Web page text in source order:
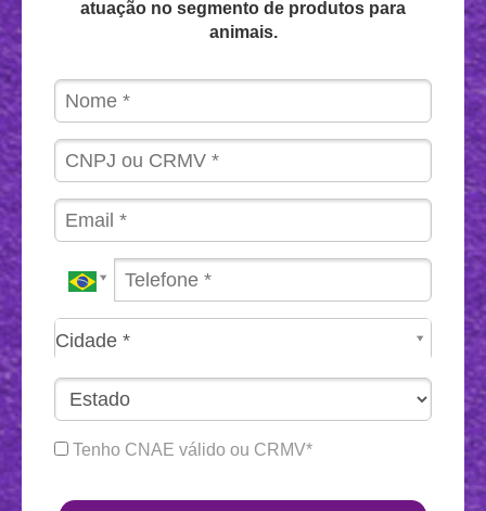
atuação no segmento de produtos para
animais.
Cidade *
Cidade*
Tenho CNAE válido ou CRMV*